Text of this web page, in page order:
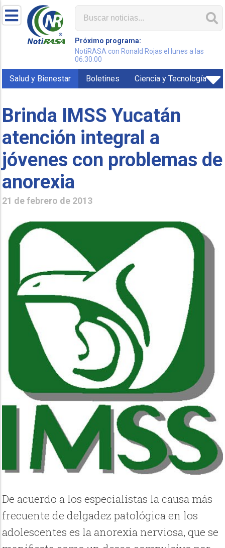
Próximo programa:
NotiRASA con Ronald Rojas el lunes a las
06:30:00
Salud y Bienestar Boletines Ciencia y Tecnología
Brinda IMSS Yucatán
atención integral a
jóvenes con problemas de
anorexia
21 de febrero de 2013
De acuerdo a los especialistas la causa más
frecuente de delgadez patológica en los
adolescentes es la anorexia nerviosa, que se